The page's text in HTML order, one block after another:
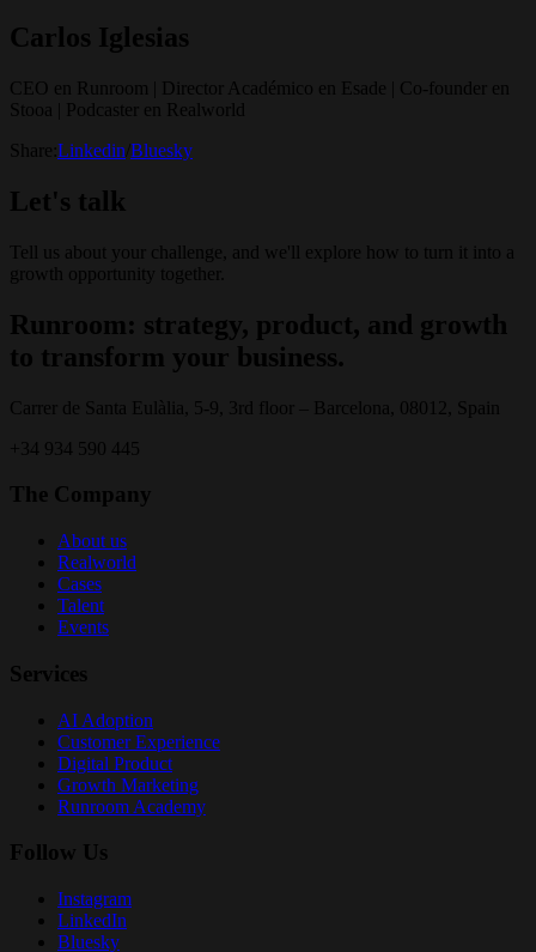
Carlos Iglesias
CEO en Runroom | Director Académico en Esade | Co-founder en
Stooa | Podcaster en Realworld
Share: Linkedin Bluesky
Let's talk
Tell us about your challenge, and we'll explore how to turn it into a
growth opportunity together.
Runroom: strategy, product, and growth
to transform your business.
Carrer de Santa Eulàlia, 5-9, 3rd floor – Barcelona, 08012, Spain
+34 934 590 445
The Company
About us
Realworld
Cases
Talent
Events
Services
AI Adoption
Customer Experience
Digital Product
Growth Marketing
Runroom Academy
Follow Us
Instagram
LinkedIn
Bluesky